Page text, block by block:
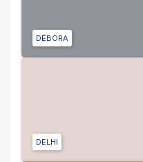
DÉBORA
DELHI